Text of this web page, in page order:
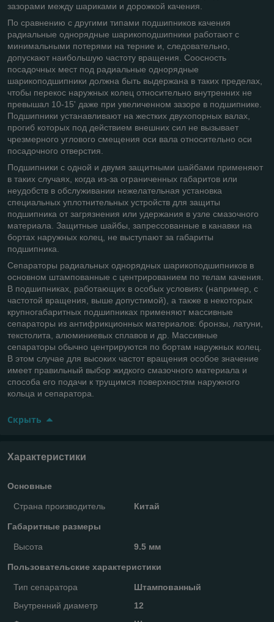
зазорами между шариками и дорожкой качения.
По сравнению с другими типами подшипников качения
радиальные однорядные шарикоподшипники работают с
минимальными потерями на терние и, следовательно,
допускают наибольшую частоту вращения. Соосность
посадочных мест под радиальные однорядные
шарикоподшипники должна быть выдержана в таких пределах,
чтобы перекос наружных колец относительно внутренних не
превышал 10-15' даже при увеличенном зазоре в подшипнике.
Подшипники устанавливают на жестких двухопорных валах,
прогиб которых под действием внешних сил не вызывает
чрезмерного углового смещения оси вала относительно оси
посадочного отверстия.
Подшипники с одной и двумя защитными шайбами применяют
в таких случаях, когда из-за ограниченных габаритов или
неудобств в обслуживании нежелательная установка
специальных уплотнительных устройств для защиты
подшипника от загрязнения или удержания в узле смазочного
материала. Защитные шайбы, запрессованные в канавки на
бортах наружных колец, не выступают за габариты
подшипника.
Сепараторы радиальных однорядных шарикоподшипников в
основном штампованные с центрированием по телам качения.
В подшипниках, работающих в особых условиях (например, с
частотой вращения, выше допустимой), а также в некоторых
крупногабаритных подшипниках применяют массивные
сепараторы из антифрикционных материалов: бронзы, латуни,
текстолита, алюминиевых сплавов и др. Массивные
сепараторы обычно центрируются по бортам наружных колец.
В этом случае для высоких частот вращения особое значение
имеет правильный выбор жидкого смазочного материала и
способа его подачи к трущимся поверхностям наружного
кольца и сепаратора.
Скрыть
Характеристики
Основные
Страна производитель Китай
Габаритные размеры
Высота 9.5 мм
Пользовательские характеристики
Тип сепаратора
Штампованный
Внутренний диаметр
12